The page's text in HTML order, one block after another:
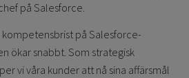
på Salesforce.
på Salesforce-
ökar snabbt. Som strategisk
vi våra kunder att nå sina affärsmål